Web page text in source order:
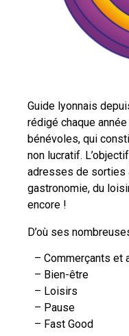
Guide lyonnais
rédigé chaque
bénévoles, qui
non lucratif.
adresses de sorties
gastronomie, du
encore !
D’où ses
– Commerçants et
– Bien-être
– Loisirs
– Pause
– Fast Good